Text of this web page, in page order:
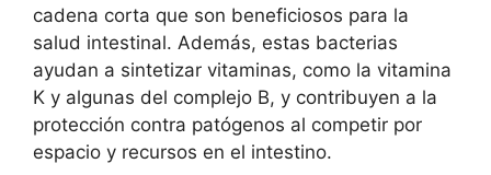
cadena corta que son beneficiosos para la
salud intestinal. Además, estas bacterias
ayudan a sintetizar vitaminas, como la vitamina
K y algunas del complejo B, y contribuyen a la
protección contra patógenos al competir por
espacio y recursos en el intestino.